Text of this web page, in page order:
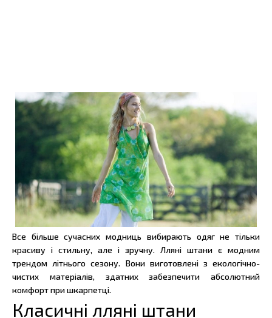
Все більше сучасних модниць вибирають одяг не тільки
красиву і стильну, але і зручну. Лляні штани є модним
трендом літнього сезону. Вони виготовлені з екологічно-
чистих матеріалів, здатних забезпечити абсолютний
комфорт при шкарпетці.
Класичні лляні штани